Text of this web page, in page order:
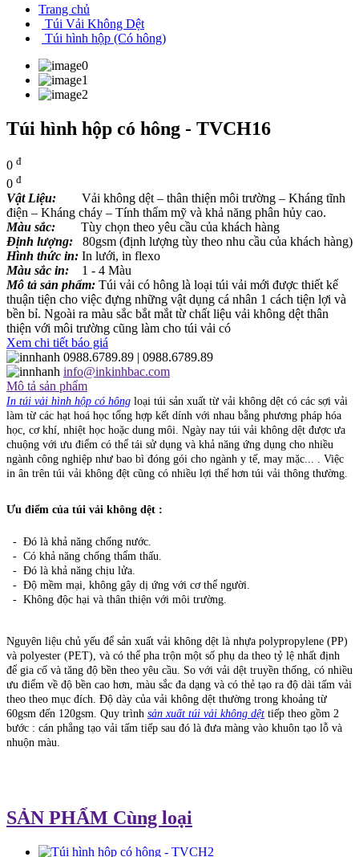
Trang chủ
Túi Vải Không Dệt
Túi hình hộp (Có hông)
Túi hình hộp có hông - TVCH16
0 đ
0 đ
Vật Liệu: Vải không dệt – thân thiện môi trường – Kháng tĩnh
điện – Kháng cháy – Tính thẩm mỹ và khả năng phân hủy cao.
Màu sắc: Tùy chọn theo yêu cầu của khách hàng
Định lượng: 80gsm (định lượng tùy theo nhu cầu của khách hàng)
Hình thức in: In lưới, in flexo
Màu sắc in:
1 - 4 Màu
Mô tả sản phẩm: Túi vải có hông là loại túi vải mới được thiết kế
thuận tiện cho việc đựng những vật dụng cá nhân 1 cách tiện lợi và
bền bỉ. Ngoài ra màu sắc bắt mắt từ chất liệu vải không dệt thân
thiện với môi trường cũng làm cho túi vải có
Xem chi tiết báo giá
0988.6789.89 | 0988.6789.89
info@inkinhbac.com
Mô tả sản phẩm
In túi vải hình hộp có hông loại túi sản xuất từ vải không dệt có các sợi vải
làm từ các hạt hoá học tổng hợp kết dính với nhau bằng phương pháp hóa
học, cơ khí, nhiệt học hoặc dung môi. Ngày nay túi vải không dệt được ưa
chuộng với ưu điểm có thể tái sử dụng và khả năng ứng dụng cho nhiều
ngành công nghiệp như bao bì đóng gói cho ngành y tế, may mặc... . Việc
in ân trên túi vải không đệt cũng có nhiều lợi thế hơn túi vải thông thường.
Ưu điểm của túi vải không dệt :
- Đó là khả năng chống nước.
- Có khả năng chống thẩm thấu.
- Đó là khả năng chịu lửa.
- Độ mềm mại, không gây dị ứng với cơ thể người.
- Không độc hại và thân thiện với môi trường.
Nguyên liệu chủ yếu để sản xuất vải không dệt là nhựa polypropylene (PP)
và polyester (PET), và có thể pha trộn một số phụ da theo tỷ lệ nhất định
để gia cố và tăng độ bền theo yêu cầu. So với vải dệt truyền thống, có nhiều
ưu điểm về độ bền cao hơn, màu sắc đa dạng và có thẻ tạo ra độ dài tấm vải
theo theo mục đích. Độ dày của vải không dệt thường trong khoảng từ
60gsm đến 120gsm. Quy trình sản xuất túi vải không dệt tiếp theo gồm 2
bước : cán phẳng tạo vải tấm tiếp sau đó là đưa màng vào khuôn tạo lỗ và
nhuộn màu.
SẢN PHẨM Cùng loại